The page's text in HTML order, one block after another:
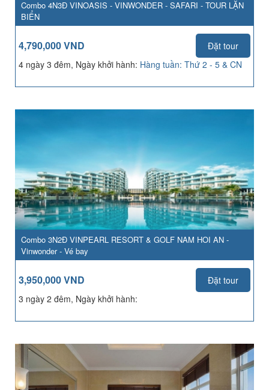
Combo 4N3Đ VINOASIS - VINWONDER - SAFARI - TOUR LẶN
BIỂN
4,790,000 VND
Đặt tour
4 ngày 3 đêm, Ngày khởi hành: Hàng tuần: Thứ 2 - 5 & CN
Combo 3N2Đ VINPEARL RESORT & GOLF NAM HOI AN -
Vinwonder - Vé bay
3,950,000 VND
Đặt tour
3 ngày 2 đêm, Ngày khởi hành: